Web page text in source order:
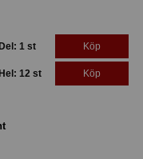
Del: 1 st Köp
Hel: 12 st Köp